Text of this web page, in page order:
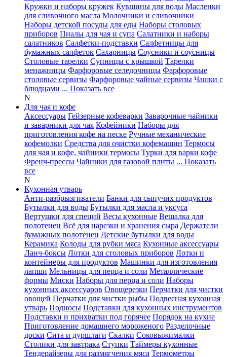
Кружки и наборы кружек Кувшины для воды Масленки
для сливочного масла Молочники и сливочники
Наборы детской посуды для еды Наборы столовых
приборов Пиалы для чая и супа Салатники и наборы
салатников Салфетки-подставки Салфетницы для
бумажных салфеток Сахарницы Соусники и соусницы
Столовые тарелки Супницы с крышкой Тарелки
менажницы Фарфоровые селедочницы Фарфоровые
столовые сервизы Фарфоровые чайные сервизы Чашки с
блюдцами ... Показать все
N
Для чая и кофе
Аксессуары Гейзерные кофеварки Заварочные чайники
и заварники для чая Кофейники Наборы для
приготовления кофе на песке Ручные механические
кофемолки Средства для очистки кофемашин Термосы
для чая и кофе, чайники термосы Турки для варки кофе
Френч-прессы Чайники для газовой плиты ... Показать
все
N
Кухонная утварь
Анти-разбрызгиватели Банки для сыпучих продуктов
Бутылки для воды Бутылки для масла и уксуса
Вертушки для специй Весы кухонные Вешалка для
полотенец Всё для нарезки и хранения сыра Держатели
бумажных полотенец Детские бутылки для воды
Керамика Колоды для рубки мяса Кухонные аксессуары
Ланч-боксы Лотки для столовых приборов Лотки и
контейнеры для продуктов Машинки для изготовления
лапши Мельницы для перца и соли Металлические
формы Миски Наборы для перца и соли Наборы
кухонных аксессуаров Овощерезки Перчатки для чистки
овощей Перчатки для чистки рыбы Подвесная кухонная
утварь Подносы Подставки для кухонных инструментов
Подставки и прихватки под горячее Порядок на кухне
Приготовление домашнего мороженого Разделочные
доски Сита и дуршлаги Скалки Соковыжималки
Столики для завтрака Ступки Таймеры кухонные
Тендерайзеры для размягчения мяса Термометры